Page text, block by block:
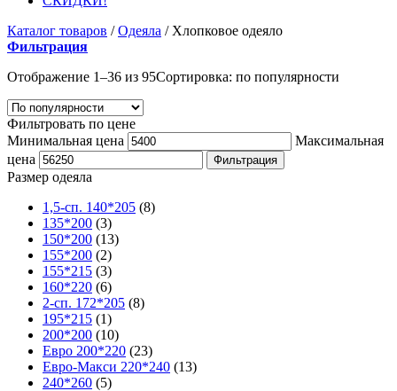
Каталог товаров / Одеяла /Хлопковое одеяло
Фильтрация
Отображение 1–36 из 95Сортировка: по популярности
Фильтровать по цене
Минимальная цена
Максимальная
цена
Фильтрация
Размер одеяла
1,5-сп. 140*205 (8)
135*200 (3)
150*200 (13)
155*200 (2)
155*215 (3)
160*220 (6)
2-сп. 172*205 (8)
195*215 (1)
200*200 (10)
Евро 200*220 (23)
Евро-Макси 220*240 (13)
240*260 (5)